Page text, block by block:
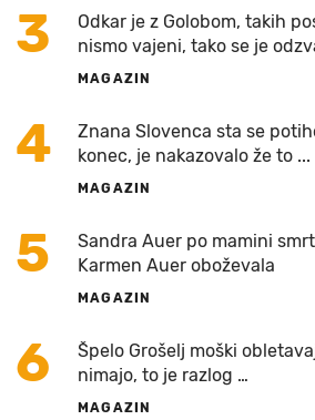
3
Odkar je z Golobom, takih
nismo vajeni, tako se je
MAGAZIN
4
Znana Slovenca sta se
konec, je nakazovalo že to ...
MAGAZIN
5
Sandra Auer po mamini
Karmen Auer oboževala
MAGAZIN
6
Špelo Grošelj moški
nimajo, to je razlog …
MAGAZIN